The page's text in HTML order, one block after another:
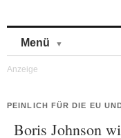
Menü
PEINLICH FÜR DIE EU
Boris Johnson